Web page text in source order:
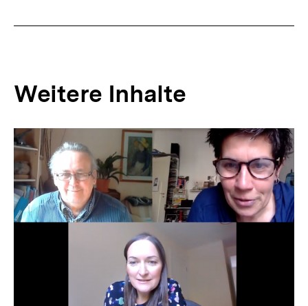
Weitere Inhalte
Inhaltskarousell
für
weitere
Inhalte
Inhaltskarussell
überspringen